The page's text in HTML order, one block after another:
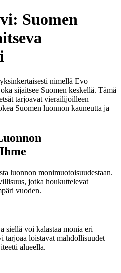
Suomen
nimellä Evo
sijaitsee Suomen keskellä. Tämä
tarjoavat vierailijoilleen
Suomen luonnon kauneutta ja
luonnon monimuotoisuudestaan.
jotka houkuttelevat
vuoden.
siellä voi kalastaa monia eri
tarjoaa loistavat mahdollisuudet
alueella.